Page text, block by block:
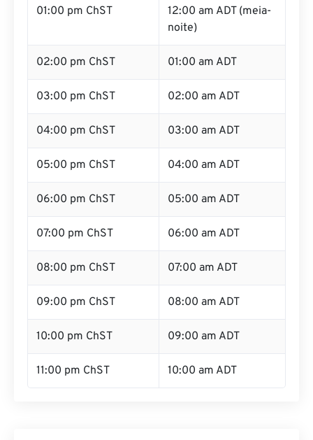
01:00 pm ChST
12:00 am ADT (meia-
noite)
02:00 pm ChST 01:00 am ADT
03:00 pm ChST 02:00 am ADT
04:00 pm ChST 03:00 am ADT
05:00 pm ChST 04:00 am ADT
06:00 pm ChST 05:00 am ADT
07:00 pm ChST 06:00 am ADT
08:00 pm ChST 07:00 am ADT
09:00 pm ChST 08:00 am ADT
10:00 pm ChST 09:00 am ADT
11:00 pm ChST 10:00 am ADT